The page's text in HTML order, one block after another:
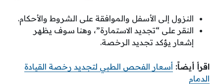
النزول إلى الأسفل والموافقة على الشروط والأحكام.
النقر على “تجديد الاستمارة”، وهنا سوف يظهر
إشعار يؤكد تجديد الرخصة.
اقرأ أيضاً: أسعار الفحص الطبي لتجديد رخصة القيادة
الدمام